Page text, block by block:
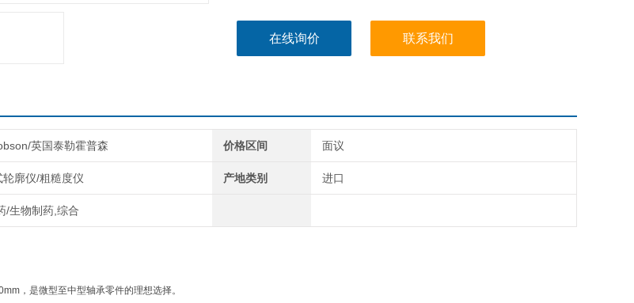
在线询价 联系我们
英国泰勒霍普森 价格区间 面议
轮廓仪/粗糙度仪 产地类别 进口
/生物制药,综合
，是微型至中型轴承零件的理想选择。